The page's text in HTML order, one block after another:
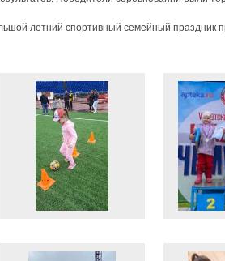
летний спортивный семейный праздник